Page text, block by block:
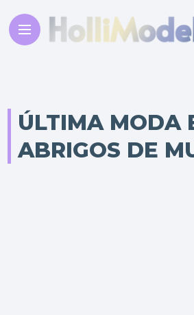
ÚLTIMA MODA
ABRIGOS DE